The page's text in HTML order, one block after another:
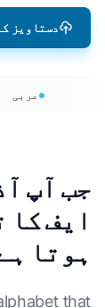
دستاویز
عربی
جب آپ
ایف کا
ہوتا
that